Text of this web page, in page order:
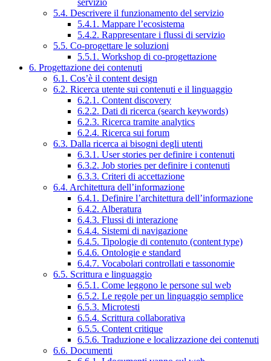
servizio
5.4. Descrivere il funzionamento del servizio
5.4.1. Mappare l’ecosistema
5.4.2. Rappresentare i flussi di servizio
5.5. Co-progettare le soluzioni
5.5.1. Workshop di co-progettazione
6. Progettazione dei contenuti
6.1. Cos’è il content design
6.2. Ricerca utente sui contenuti e il linguaggio
6.2.1. Content discovery
6.2.2. Dati di ricerca (search keywords)
6.2.3. Ricerca tramite analytics
6.2.4. Ricerca sui forum
6.3. Dalla ricerca ai bisogni degli utenti
6.3.1. User stories per definire i contenuti
6.3.2. Job stories per definire i contenuti
6.3.3. Criteri di accettazione
6.4. Architettura dell’informazione
6.4.1. Definire l’architettura dell’informazione
6.4.2. Alberatura
6.4.3. Flussi di interazione
6.4.4. Sistemi di navigazione
6.4.5. Tipologie di contenuto (content type)
6.4.6. Ontologie e standard
6.4.7. Vocabolari controllati e tassonomie
6.5. Scrittura e linguaggio
6.5.1. Come leggono le persone sul web
6.5.2. Le regole per un linguaggio semplice
6.5.3. Microtesti
6.5.4. Scrittura collaborativa
6.5.5. Content critique
6.5.6. Traduzione e localizzazione dei contenuti
6.6. Documenti